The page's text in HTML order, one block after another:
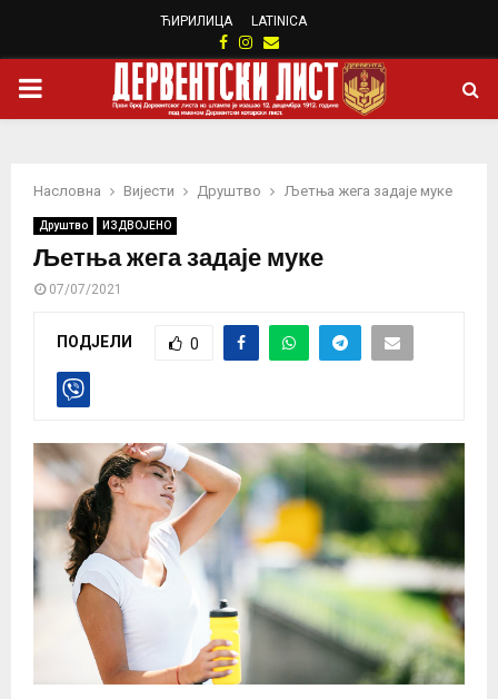
ЋИРИЛИЦА LATINICA
Facebook
Instagram
Email
PRIMARY
Насловна Вијести Друштво Љетња жега задаје муке
Друштво ИЗДВОЈЕНО
Љетња жега задаје муке
07/07/2021
ПОДЈЕЛИ 0